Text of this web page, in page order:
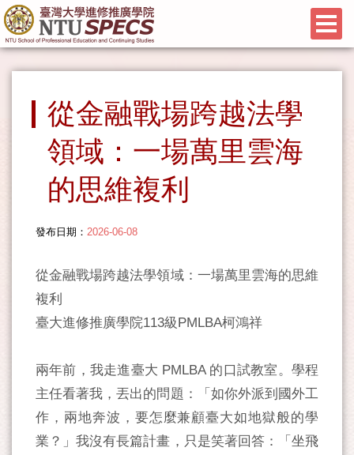
從金融戰場跨越法學
領域：一場萬里雲海
的思維複利
發布日期： 2026-06-08
從金融戰場跨越法學領域：一場萬里雲海的思維
複利
臺大進修推廣學院113級PMLBA柯鴻祥
兩年前，我走進臺大 PMLBA 的口試教室。學程
主任看著我，丟出的問題：「如你外派到國外工
作，兩地奔波，要怎麼兼顧臺大如地獄般的學
業？」我沒有長篇計畫，只是笑著回答：「坐飛